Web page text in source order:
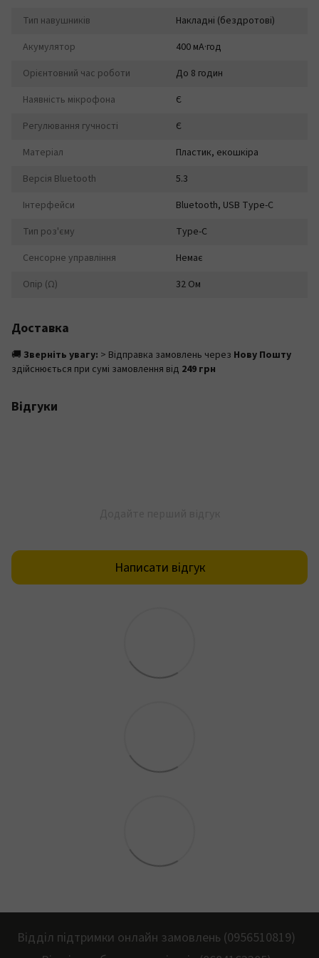
Тип навушників
Накладні (бездротові)
Акумулятор
400 мА·год
Орієнтовний час роботи
До 8 годин
Наявність мікрофона
Є
Регулювання гучності
Є
Матеріал
Пластик, екошкіра
Версія Bluetooth
5.3
Інтерфейси
Bluetooth, USB Type-C
Тип роз'єму
Type-C
Сенсорне управління
Немає
Опір (Ω)
32 Ом
Доставка
🚚 Зверніть увагу: > Відправка замовлень через Нову Пошту
здійснюється при сумі замовлення від 249 грн
Відгуки
Написати відгук
Відділ підтримки онлайн замовлень (0956510819)